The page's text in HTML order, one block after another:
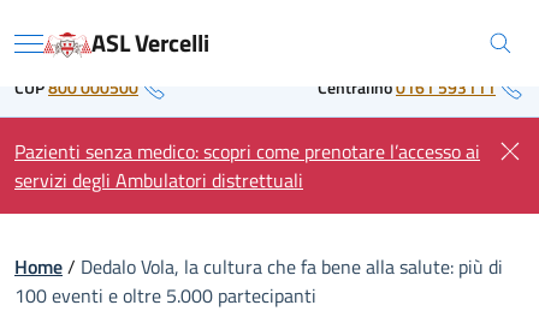
to Regione Piemonte
Menu ASL Vercelli
CUP800 000500 Centralino0161 593111
Pazienti senza medico: scopri come prenotare l’accesso ai
servizi degli Ambulatori distrettuali
Home/ Dedalo Vola, la cultura che fa bene alla salute: più di
100 eventi e oltre 5.000 partecipanti